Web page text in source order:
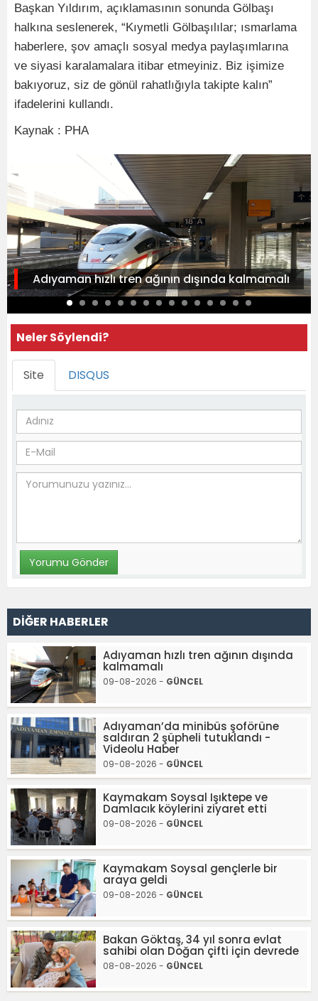
Başkan Yıldırım, açıklamasının sonunda Gölbaşı
halkına seslenerek, “Kıymetli Gölbaşılılar; ısmarlama
haberlere, şov amaçlı sosyal medya paylaşımlarına
ve siyasi karalamalara itibar etmeyiniz. Biz işimize
bakıyoruz, siz de gönül rahatlığıyla takipte kalın”
ifadelerini kullandı.
Kaynak : PHA
Adıyaman hızlı tren ağının dışında kalmamalı
Neler Söylendi?
Site DISQUS
DİĞER HABERLER
Adıyaman hızlı tren ağının dışında
kalmamalı
09-08-2026 - GÜNCEL
Adıyaman’da minibüs şoförüne
saldıran 2 şüpheli tutuklandı -
Videolu Haber
09-08-2026 - GÜNCEL
Kaymakam Soysal Işıktepe ve
Damlacık köylerini ziyaret etti
09-08-2026 - GÜNCEL
Kaymakam Soysal gençlerle bir
araya geldi
09-08-2026 - GÜNCEL
Bakan Göktaş, 34 yıl sonra evlat
sahibi olan Doğan çifti için devrede
08-08-2026 - GÜNCEL